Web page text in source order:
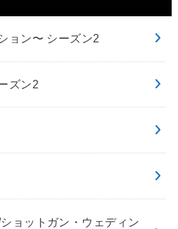
ョン〜 シーズン2
ズン2
ョットガン・ウェディン